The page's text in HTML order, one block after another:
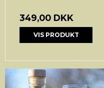
349,00 DKK
VIS PRODUKT